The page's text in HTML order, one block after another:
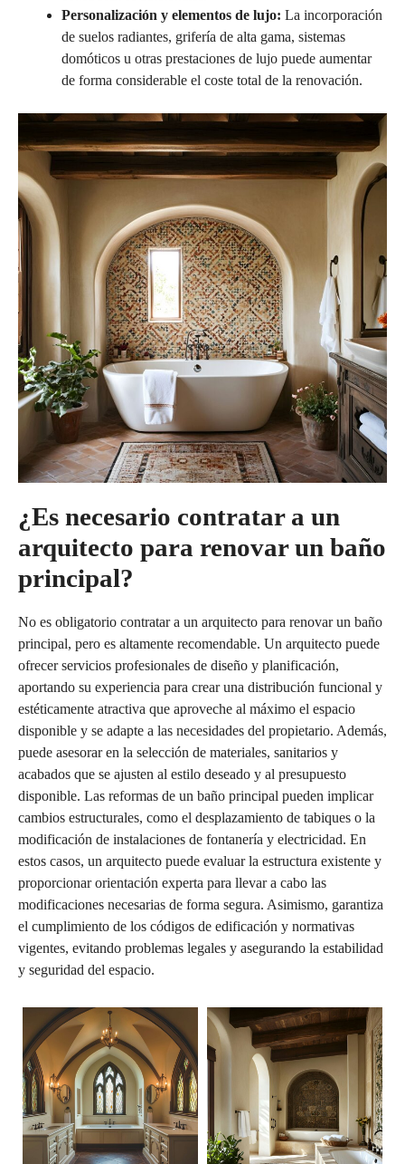
Personalización y elementos de lujo: La incorporación
de suelos radiantes, grifería de alta gama, sistemas
domóticos u otras prestaciones de lujo puede aumentar
de forma considerable el coste total de la renovación.
¿Es necesario contratar a un
arquitecto para renovar un baño
principal?
No es obligatorio contratar a un arquitecto para renovar un baño
principal, pero es altamente recomendable. Un arquitecto puede
ofrecer servicios profesionales de diseño y planificación,
aportando su experiencia para crear una distribución funcional y
estéticamente atractiva que aproveche al máximo el espacio
disponible y se adapte a las necesidades del propietario. Además,
puede asesorar en la selección de materiales, sanitarios y
acabados que se ajusten al estilo deseado y al presupuesto
disponible. Las reformas de un baño principal pueden implicar
cambios estructurales, como el desplazamiento de tabiques o la
modificación de instalaciones de fontanería y electricidad. En
estos casos, un arquitecto puede evaluar la estructura existente y
proporcionar orientación experta para llevar a cabo las
modificaciones necesarias de forma segura. Asimismo, garantiza
el cumplimiento de los códigos de edificación y normativas
vigentes, evitando problemas legales y asegurando la estabilidad
y seguridad del espacio.